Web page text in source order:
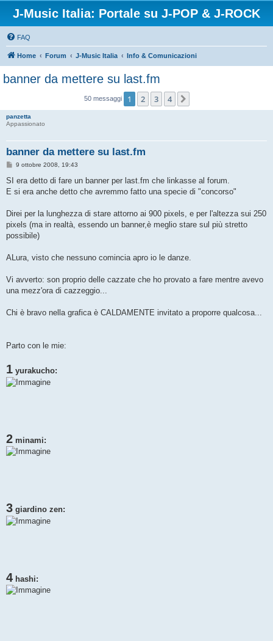
J-Music Italia: Portale su J-POP & J-ROCK
FAQ
Home Forum J-Music Italia Info & Comunicazioni
banner da mettere su last.fm
50 messaggi 1 2 3 4
panzetta
Appassionato
banner da mettere su last.fm
M
s
a
i
o
9 ottobre 2008, 19:43
SI era detto di fare un banner per last.fm che linkasse al forum.
E si era anche detto che avremmo fatto una specie di "concorso"
Direi per la lunghezza di stare attorno ai 900 pixels, e per l'altezza sui 250
pixels (ma in realtà, essendo un banner,è meglio stare sul più stretto
possibile)
ALura, visto che nessuno comincia apro io le danze.
Vi avverto: son proprio delle cazzate che ho provato a fare mentre avevo
una mezz'ora di cazzeggio...
Chi è bravo nella grafica è CALDAMENTE invitato a proporre qualcosa...
Parto con le mie:
1 yurakucho:
2 minami:
3 giardino zen:
4 hashi: